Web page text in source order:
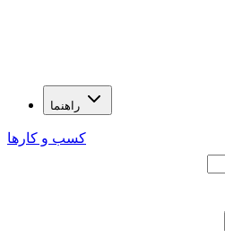
راهنما
کسب و کارها